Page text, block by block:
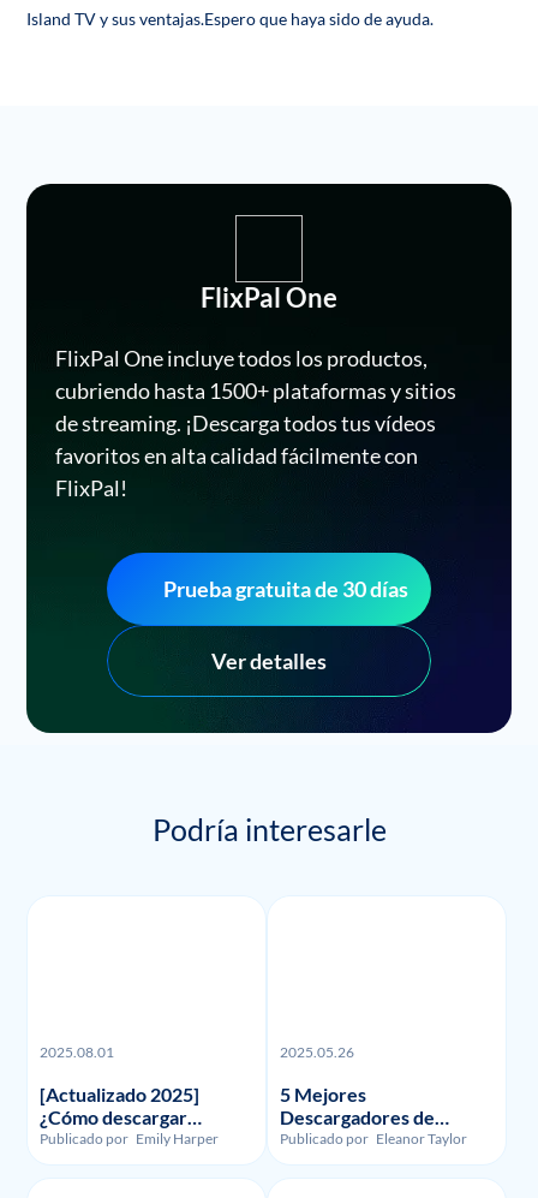
Island TV y sus ventajas.Espero que haya sido de ayuda.
FlixPal One
FlixPal One incluye todos los productos,
cubriendo hasta 1500+ plataformas y sitios
de streaming. ¡Descarga todos tus vídeos
favoritos en alta calidad fácilmente con
FlixPal!
Prueba gratuita de 30 días
Ver detalles
Podría interesarle
2025.08.01
[Actualizado 2025]
¿Cómo descargar
grabaciones y vídeos de
FuboTV?
Publicado por Emily Harper
2025.05.26
5 Mejores
Descargadores de
Funimation en 2023:
Reseñados y
Comparados
Publicado por Eleanor Taylor